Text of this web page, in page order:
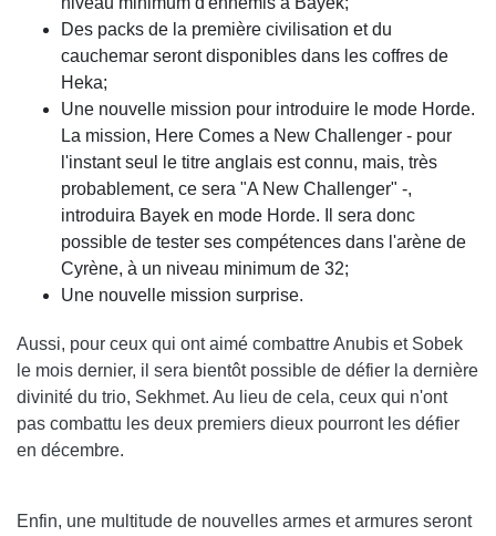
Des packs de la première civilisation et du
cauchemar seront disponibles dans les coffres de
Heka;
Une nouvelle mission pour introduire le mode Horde.
La mission, Here Comes a New Challenger - pour
l'instant seul le titre anglais est connu, mais, très
probablement, ce sera "A New Challenger" -,
introduira Bayek en mode Horde. Il sera donc
possible de tester ses compétences dans l'arène de
Cyrène, à un niveau minimum de 32;
Une nouvelle mission surprise.
Aussi, pour ceux qui ont aimé combattre Anubis et Sobek
le mois dernier, il sera bientôt possible de défier la dernière
divinité du trio, Sekhmet. Au lieu de cela, ceux qui n'ont
pas combattu les deux premiers dieux pourront les défier
en décembre.
Enfin, une multitude de nouvelles armes et armures seront